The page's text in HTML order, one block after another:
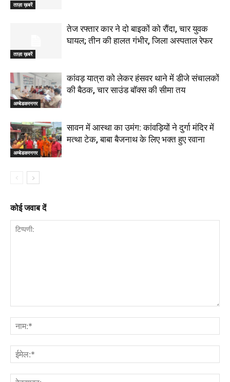
ताज़ा ख़बरें
ताज़ा ख़बरें
तेज रफ्तार कार ने दो बाइकों को रौंदा, चार युवक
घायल; तीन की हालत गंभीर, जिला अस्पताल रेफर
अम्बेडकरनगर
कांवड़ यात्रा को लेकर हंसवर थाने में डीजे संचालकों
की बैठक, चार साउंड बॉक्स की सीमा तय
अम्बेडकरनगर
सावन में आस्था का उमंग: कांवड़ियों ने दुर्गा मंदिर में
मत्था टेक, बाबा बैजनाथ के लिए भक्त हुए रवाना
कोई जवाब दें